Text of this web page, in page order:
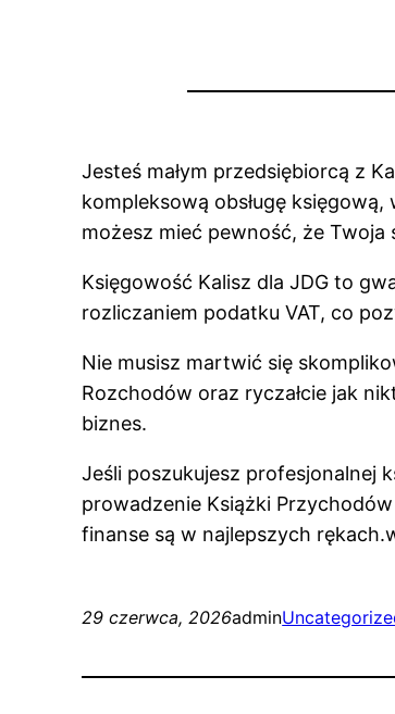
Jesteś małym przedsiębiorcą z
kompleksową obsługę
możesz mieć pewność, że
Księgowość Kalisz dla JDG to
rozliczaniem podatku VAT, co
Nie musisz martwić się
Rozchodów oraz ryczałcie jak
biznes.
Jeśli poszukujesz profesjonalnej
prowadzenie Książki
finanse są w najlepszych
29 czerwca, 2026admin